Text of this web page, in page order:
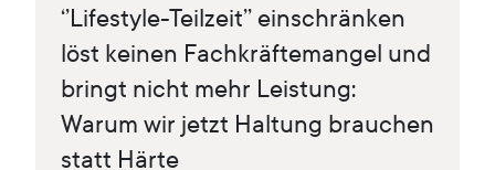
‘’Lifestyle-Teilzeit’’ einschränken
löst keinen Fachkräftemangel und
bringt nicht mehr Leistung:
Warum wir jetzt Haltung brauchen
statt Härte